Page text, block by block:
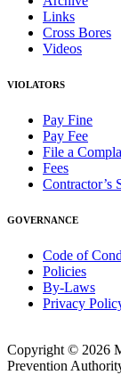
Links
Cross Bores
Videos
VIOLATORS
Pay Fine
Pay Fee
File a
Fees
Contractor’s
GOVERNANCE
Code of
Policies
By-Laws
Privacy
Copyright © 2026
Prevention